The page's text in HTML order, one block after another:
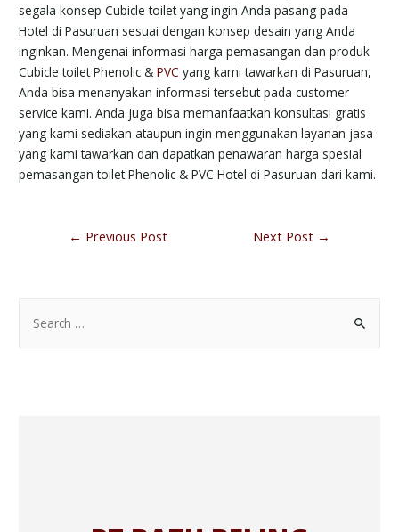
segala konsep Cubicle toilet yang ingin Anda pasang pada
Hotel di Pasuruan sesuai dengan konsep desain yang Anda
inginkan. Mengenai informasi harga pemasangan dan produk
Cubicle toilet Phenolic &PVC yang kami tawarkan di Pasuruan,
Anda bisa menanyakan informasi tersebut pada customer
service kami. Anda juga bisa memanfaatkan konsultasi gratis
yang kami sediakan ataupun ingin menggunakan layanan jasa
yang kami tawarkan dan dapatkan penawaran harga spesial
pemasangan toilet Phenolic & PVC Hotel di Pasuruan dari kami.
← Previous Post Next Post →